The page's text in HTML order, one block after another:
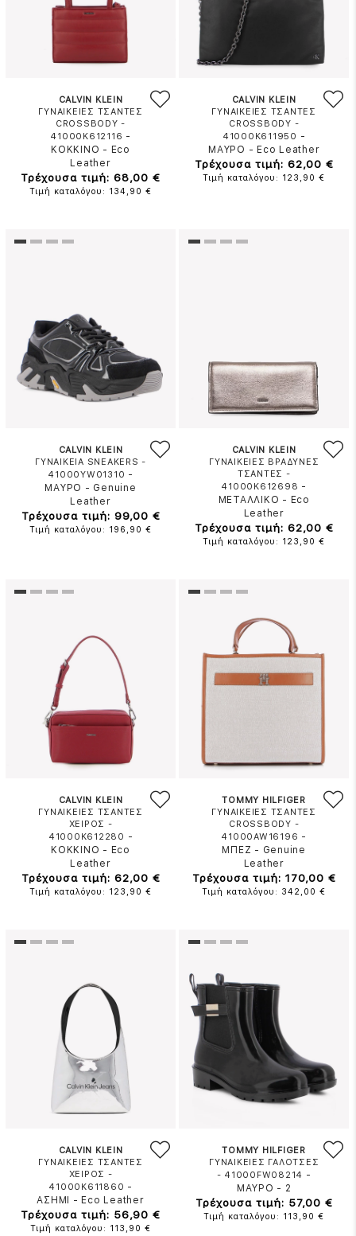
CALVIN KLEIN
ΓΥΝΑΙΚΕΙΕΣ ΤΣΑΝΤΕΣ
CROSSBODY -
41000K612116 -
ΚΟΚΚΙΝΟ - Eco
Leather
Τρέχουσα τιμή: 68,00 €
Τιμή καταλόγου: 134,90 €
CALVIN KLEIN
ΓΥΝΑΙΚΕΙΕΣ ΤΣΑΝΤΕΣ
CROSSBODY -
41000K611950 -
ΜΑΥΡΟ - Eco Leather
Τρέχουσα τιμή: 62,00 €
Τιμή καταλόγου: 123,90 €
CALVIN KLEIN
ΓΥΝΑΙΚΕΙΑ SNEAKERS -
41000YW01310 -
ΜΑΥΡΟ - Genuine
Leather
Τρέχουσα τιμή: 99,00 €
Τιμή καταλόγου: 196,90 €
CALVIN KLEIN
ΓΥΝΑΙΚΕΙΕΣ ΒΡΑΔΥΝΕΣ
ΤΣΑΝΤΕΣ -
41000K612698 -
ΜΕΤΑΛΛΙΚΟ - Eco
Leather
Τρέχουσα τιμή: 62,00 €
Τιμή καταλόγου: 123,90 €
CALVIN KLEIN
ΓΥΝΑΙΚΕΙΕΣ ΤΣΑΝΤΕΣ
ΧΕΙΡΟΣ -
41000K612280 -
ΚΟΚΚΙΝΟ - Eco
Leather
Τρέχουσα τιμή: 62,00 €
Τιμή καταλόγου: 123,90 €
TOMMY HILFIGER
ΓΥΝΑΙΚΕΙΕΣ ΤΣΑΝΤΕΣ
CROSSBODY -
41000AW16196 -
ΜΠΕΖ - Genuine
Leather
Τρέχουσα τιμή: 170,00 €
Τιμή καταλόγου: 342,00 €
CALVIN KLEIN
ΓΥΝΑΙΚΕΙΕΣ ΤΣΑΝΤΕΣ
ΧΕΙΡΟΣ -
41000K611860 -
ΑΣΗΜΙ
- Eco Leather
Τρέχουσα τιμή: 56,90 €
Τιμή καταλόγου: 113,90 €
TOMMY HILFIGER
ΓΥΝΑΙΚΕΙΕΣ ΓΑΛΟΤΣΕΣ
- 41000FW08214 -
ΜΑΥΡΟ - 2
Τρέχουσα τιμή: 57,00 €
Τιμή καταλόγου: 113,90 €